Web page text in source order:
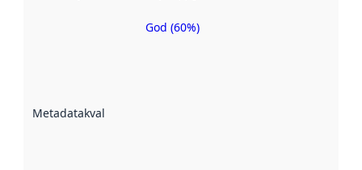
Metadatakvalitet
Metadatakvalitet
God (60%)